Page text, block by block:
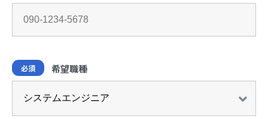
必須 希望職種